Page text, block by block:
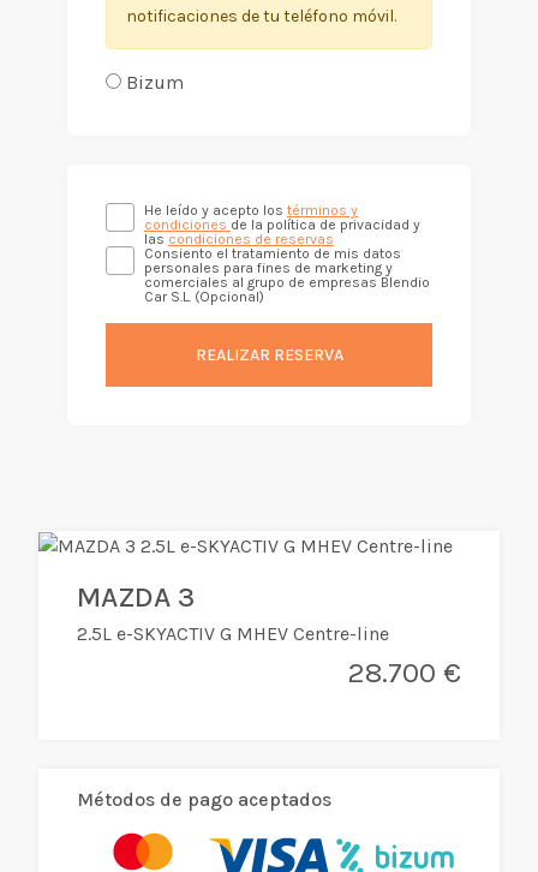
notificaciones de tu teléfono móvil.
Bizum
He leído y acepto los términos y
condiciones de la política de privacidad y
las condiciones de reservas
Consiento el tratamiento de mis datos
personales para fines de marketing y
comerciales al grupo de empresas Blendio
Car S.L. (Opcional)
REALIZAR RESERVA
MAZDA 3
2.5L e-SKYACTIV G MHEV Centre-line
28.700 €
Métodos de pago aceptados